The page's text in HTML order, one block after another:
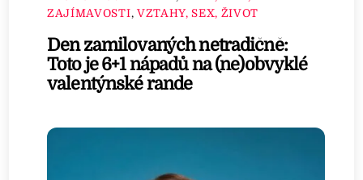
ZAJÍMAVOSTI, VZTAHY, SEX, ŽIVOT
Den zamilovaných netradičně:
Toto je 6+1 nápadů na (ne)obvyklé
valentýnské rande